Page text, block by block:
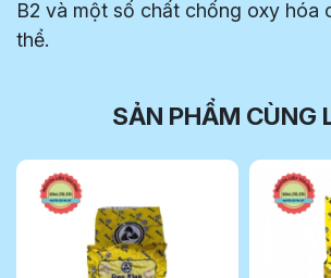
B2 và một số chất chống oxy hóa
thể.
SẢN PHẨM CÙNG